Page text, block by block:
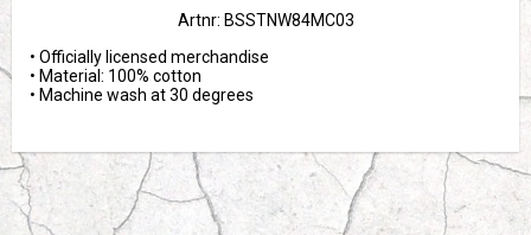
Artnr: BSSTNW84MC03
• Officially licensed merchandise
• Material: 100% cotton
• Machine wash at 30 degrees